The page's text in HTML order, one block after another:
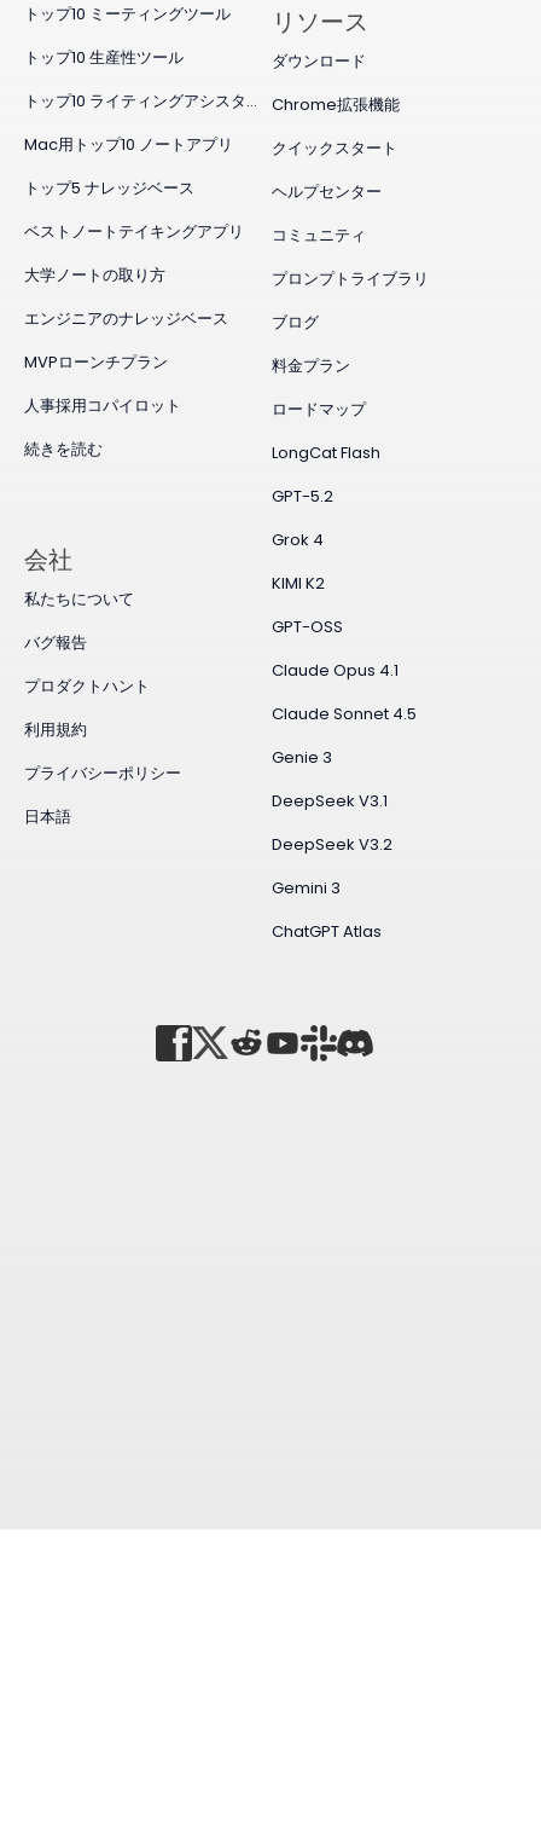
トップ10 ミーティングツール
トップ10 生産性ツール
トップ10 ライティングアシスタント
Mac用トップ10 ノートアプリ
トップ5 ナレッジベース
ベストノートテイキングアプリ
大学ノートの取り方
エンジニアのナレッジベース
MVPローンチプラン
人事採用コパイロット
続きを読む
リソース
ダウンロード
Chrome拡張機能
クイックスタート
ヘルプセンター
コミュニティ
プロンプトライブラリ
ブログ
料金プラン
ロードマップ
LongCat Flash
GPT-5.2
Grok 4
KIMI K2
GPT-OSS
Claude Opus 4.1
Claude Sonnet 4.5
Genie 3
DeepSeek V3.1
DeepSeek V3.2
Gemini 3
ChatGPT Atlas
会社
私たちについて
バグ報告
プロダクトハント
利用規約
プライバシーポリシー
日本語